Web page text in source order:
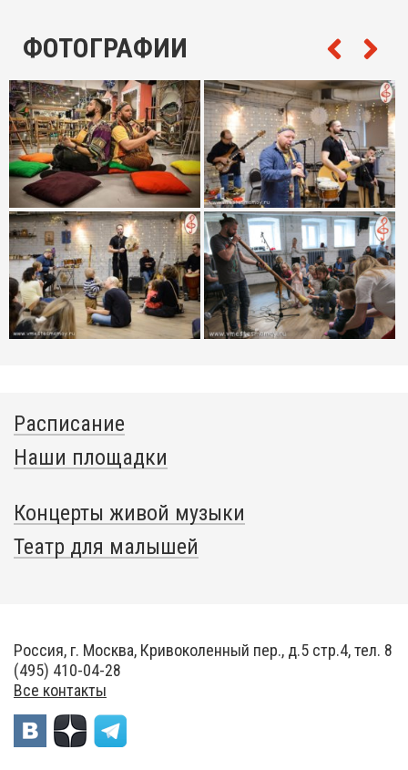
ФОТОГРАФИИ
Расписание
Наши площадки
Концерты живой музыки
Театр для малышей
Россия, г. Москва, Кривоколенный пер., д.5 стр.4, тел. 8
(495) 410-04-28
Все контакты